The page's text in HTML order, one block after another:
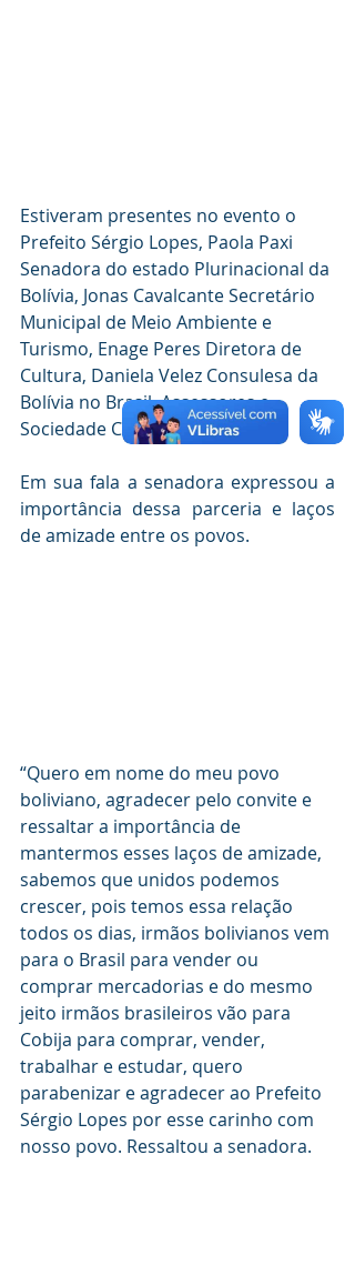
Estiveram presentes no evento o
Prefeito Sérgio Lopes, Paola Paxi
Senadora do estado Plurinacional da
Bolívia, Jonas Cavalcante Secretário
Municipal de Meio Ambiente e
Turismo, Enage Peres Diretora de
Cultura, Daniela Velez Consulesa da
Bolívia no Brasil, Assessores e
Sociedade Civil.
Em sua fala a senadora expressou a
importância dessa parceria e laços
de amizade entre os povos.
“Quero em nome do meu povo
boliviano, agradecer pelo convite e
ressaltar a importância de
mantermos esses laços de amizade,
sabemos que unidos podemos
crescer, pois temos essa relação
todos os dias, irmãos bolivianos vem
para o Brasil para vender ou
comprar mercadorias e do mesmo
jeito irmãos brasileiros vão para
Cobija para comprar, vender,
trabalhar e estudar, quero
parabenizar e agradecer ao Prefeito
Sérgio Lopes por esse carinho com
nosso povo. Ressaltou a senadora.